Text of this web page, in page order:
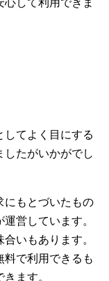
してよく目にする
したがいかがでし
にもとづいたもの
営しています。
いもあります。
料で利用できるも
ます。